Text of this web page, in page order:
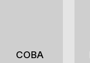
COBA